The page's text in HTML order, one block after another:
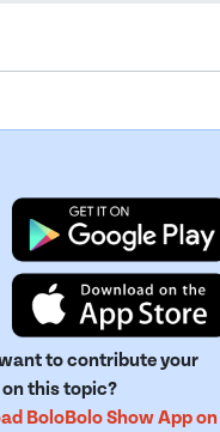
to contribute your
this topic?
BoloBolo Show App on